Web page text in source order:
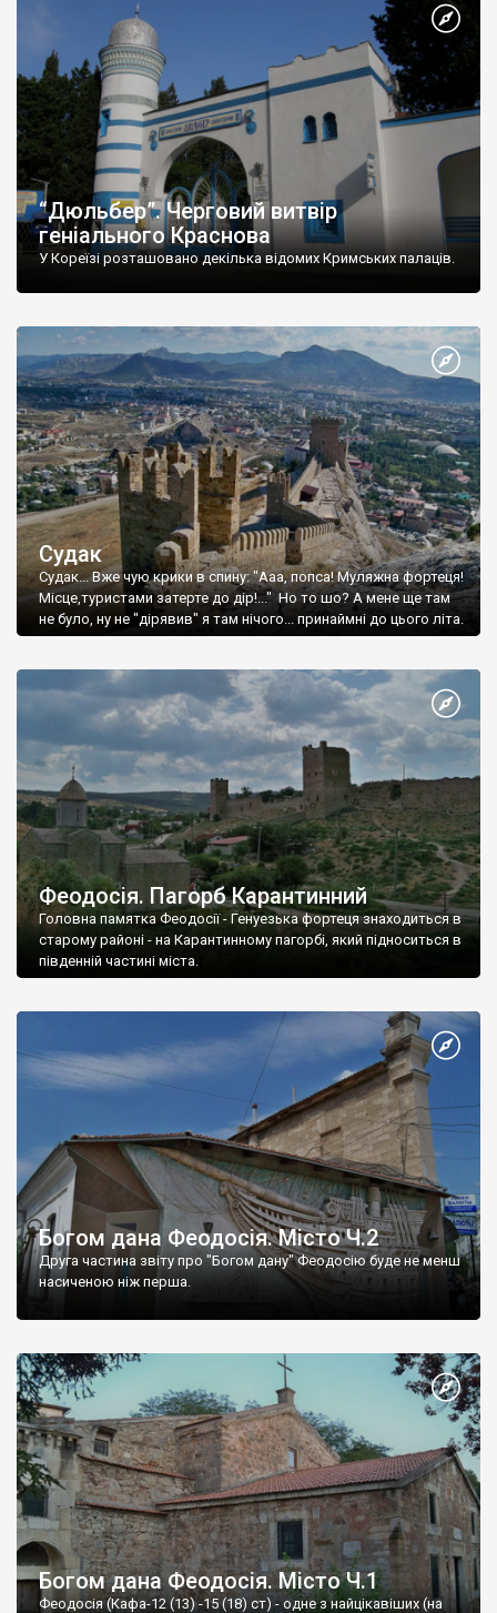
“Дюльбер”. Черговий витвір
геніального Краснова
У Кореїзі розташовано декілька відомих Кримських палаців.
Судак
Судак... Вже чую крики в спину: "Ааа, попса! Муляжна фортеця!
Місце,туристами затерте до дір!..." Но то шо? А мене ще там
не було, ну не "дірявив" я там нічого... принаймні до цього літа.
Феодосія. Пагорб Карантинний
Головна памятка Феодосії - Генуезька фортеця знаходиться в
старому районі - на Карантинному пагорбі, який підноситься в
південній частині міста.
Богом дана Феодосія. Місто Ч.2
Друга частина звіту про "Богом дану" Феодосію буде не менш
насиченою ніж перша.
Богом дана Феодосія. Місто Ч.1
Феодосія (Кафа-12 (13) -15 (18) ст) - одне з найцікавіших (на